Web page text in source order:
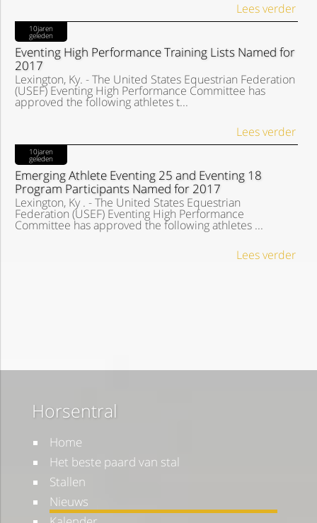
Lees verder
10jaren
geleden
Eventing High Performance Training Lists Named for
2017
Lexington, Ky. - The United States Equestrian Federation
(USEF) Eventing High Performance Committee has
approved the following athletes t...
Lees verder
10jaren
geleden
Emerging Athlete Eventing 25 and Eventing 18
Program Participants Named for 2017
Lexington, Ky . - The United States Equestrian
Federation (USEF) Eventing High Performance
Committee has approved the following athletes ...
Lees verder
Horsentral
Home
Het beste paard van stal
Stallen
Nieuws